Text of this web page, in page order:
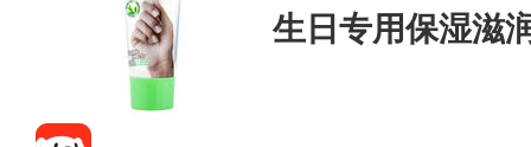
生日专用保湿滋